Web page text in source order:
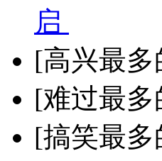
启
[高兴最多
[难过最多
[搞笑最多